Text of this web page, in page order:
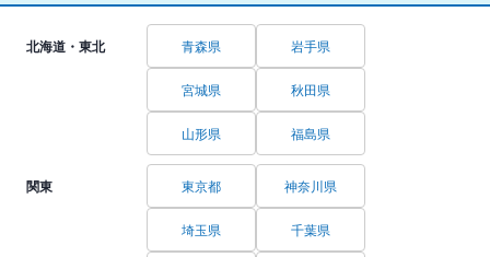
北海道・東北 青森県 岩手県
宮城県 秋田県
山形県 福島県
関東 東京都 神奈川県
埼玉県 千葉県